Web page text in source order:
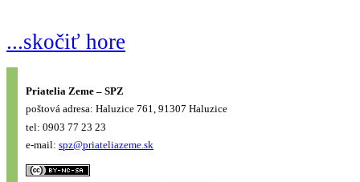
...skočiť hore
Priatelia Zeme – SPZ
poštová adresa: Haluzice 761, 91307 Haluzice
tel: 0903 77 23 23
e-mail: spz@priateliazeme.sk